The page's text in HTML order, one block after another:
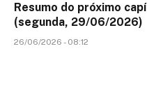
Resumo do próximo
(segunda, 29/06/2026)
26/06/2026 - 08:12